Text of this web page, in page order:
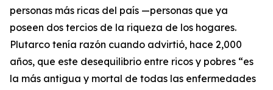
personas más ricas del país —personas que ya
poseen dos tercios de la riqueza de los hogares.
Plutarco tenía razón cuando advirtió, hace 2,000
años, que este desequilibrio entre ricos y pobres “es
la más antigua y mortal de todas las enfermedades